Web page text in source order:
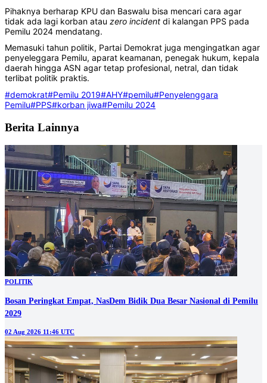
Pihaknya berharap KPU dan Baswalu bisa mencari cara agar
tidak ada lagi korban atau zero incident di kalangan PPS pada
Pemilu 2024 mendatang.
Memasuki tahun politik, Partai Demokrat juga mengingatkan agar
penyeleggara Pemilu, aparat keamanan, penegak hukum, kepala
daerah hingga ASN agar tetap profesional, netral, dan tidak
terlibat politik praktis.
#demokrat#Pemilu 2019#AHY#pemilu#Penyelenggara
Pemilu#PPS#korban jiwa#Pemilu 2024
Berita Lainnya
POLITIK
Bosan Peringkat Empat, NasDem Bidik Dua Besar Nasional di Pemilu
2029
02 Aug 2026 11:46 UTC